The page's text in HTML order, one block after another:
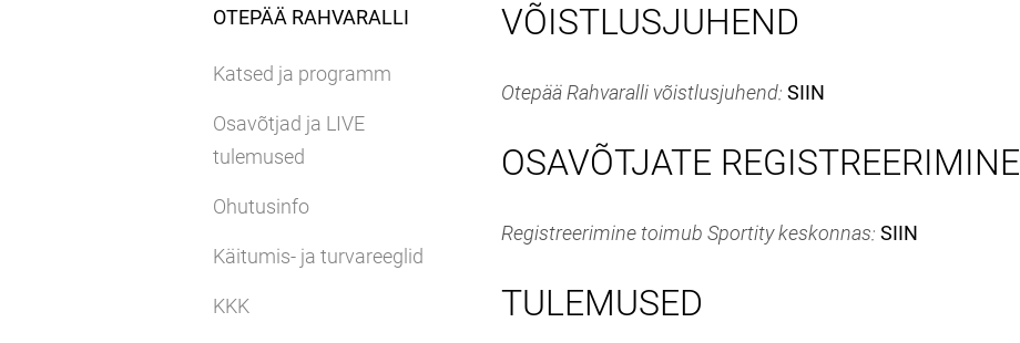
OTEPÄÄ RAHVARALLI
Katsed ja programm
Osavõtjad ja LIVE
tulemused
Ohutusinfo
Käitumis- ja turvareeglid
KKK
VÕISTLUSJUHEND
Otepää Rahvaralli võistlusjuhend: SIIN
OSAVÕTJATE REGISTREERIMINE
Registreerimine toimub Sportity keskonnas: SIIN
TULEMUSED